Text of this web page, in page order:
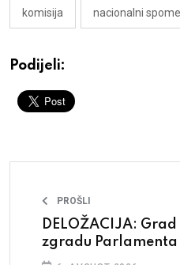
komisija nacionalni
Podijeli:
PROŠLI
DELOŽACIJA:
zgradu Parlamenta